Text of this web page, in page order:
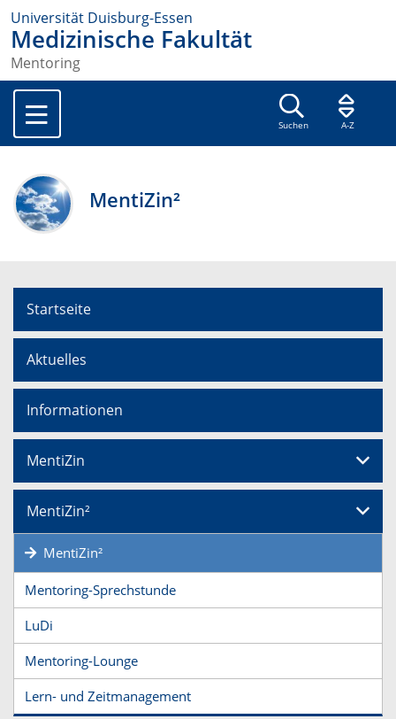
Universität Duisburg-Essen
Medizinische Fakultät
Mentoring
Suchen A-Z
MentiZin²
Startseite
Aktuelles
Informationen
MentiZin
MentiZin²
MentiZin²
Mentoring-Sprechstunde
LuDi
Mentoring-Lounge
Lern- und Zeitmanagement